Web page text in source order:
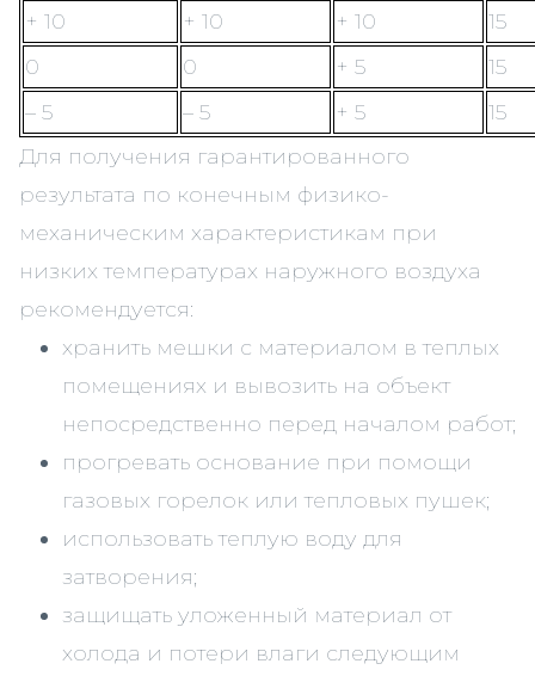
+ 10
+ 10 + 10
15
0
0 + 5
15
– 5
– 5 + 5
15
Для получения гарантированного
результата по конечным физико-
механическим характеристикам при
низких температурах наружного воздуха
рекомендуется:
хранить мешки с материалом в теплых
помещениях и вывозить на объект
непосредственно перед началом работ;
прогревать основание при помощи
газовых горелок или тепловых пушек;
использовать теплую воду для
затворения;
защищать уложенный материал от
холода и потери влаги следующим